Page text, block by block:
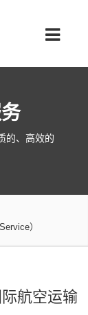
的、高效的
）
航空运输